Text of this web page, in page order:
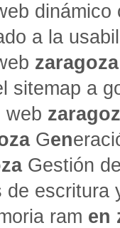
a la
zaragoza
sitemap a
web
Gen
Gestión
de
ram en